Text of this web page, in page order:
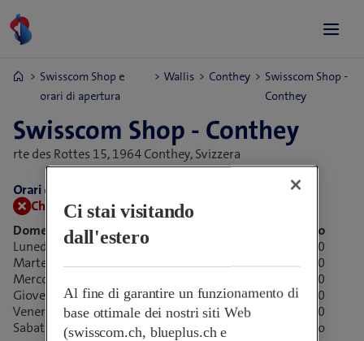
Swisscom Shop e
orari di apertura
Wallis Conthey
Swisscom Shop -
Conthey
Swisscom Shop - Conthey
rte des Rottes 15,1964 Conthey, Svizzera
Orari di apertura:
Chiuso adesso.Apre domani alle 09:00
Domenica
Chiuso
Lunedì
09:00-18:30
Martedì
09:00-18:30
Mercoledì
09:00-18:30
Giovedì
09:00-18:30
Venerdì
09:00-20:00
Sabato
Chiuso
Ci stai visitando
dall'estero
Al fine di garantire un funzionamento di
base ottimale dei nostri siti Web
(swisscom.ch, blueplus.ch e